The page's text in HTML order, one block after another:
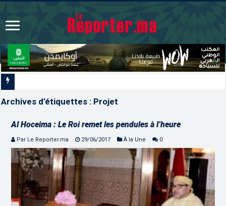
La voie express Tiznit-Dakhla “Donald J. Trump Highway”, une parfaite
Archives d’étiquettes : Projet
Al Hoceima : Le Roi remet les pendules à l’heure
Par Le Reporter.ma 29/06/2017 À la Une 0